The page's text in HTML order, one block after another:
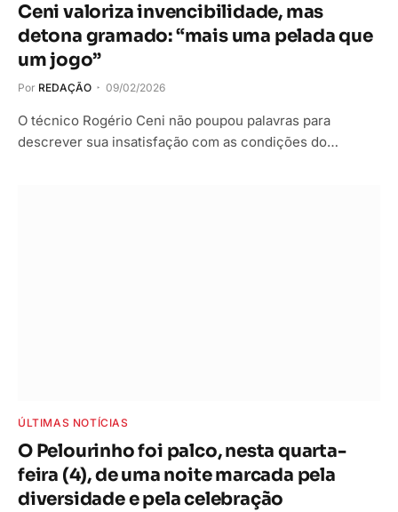
Ceni valoriza invencibilidade, mas
detona gramado: “mais uma pelada que
um jogo”
Por REDAÇÃO 09/02/2026
O técnico Rogério Ceni não poupou palavras para
descrever sua insatisfação com as condições do…
ÚLTIMAS NOTÍCIAS
O Pelourinho foi palco, nesta quarta-
feira (4), de uma noite marcada pela
diversidade e pela celebração